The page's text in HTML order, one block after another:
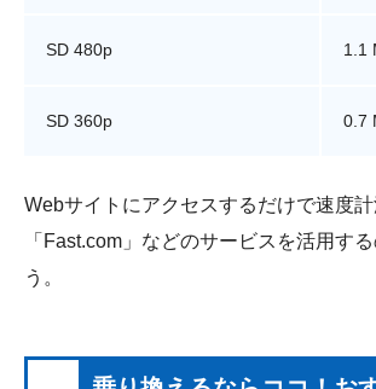
SD 480p 1.1
SD 360p 0.7
Webサイトにアクセスするだけで速度
「Fast.com」などのサービスを活用す
う。